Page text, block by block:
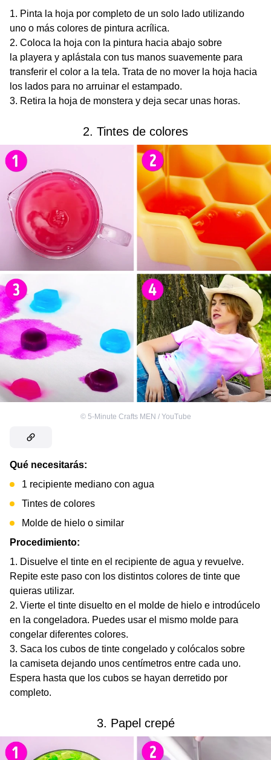
Pinta la hoja por completo de un solo lado utilizando
uno o más colores de pintura acrílica.
Coloca la hoja con la pintura hacia abajo sobre
la playera y aplástala con tus manos suavemente para
transferir el color a la tela. Trata de no mover la hoja hacia
los lados para no arruinar el estampado.
Retira la hoja de monstera y deja secar unas horas.
2. Tintes de colores
© 5-Minute Crafts MEN / YouTube
Qué necesitarás:
1 recipiente mediano con agua
Tintes de colores
Molde de hielo o similar
Procedimiento:
Disuelve el tinte en el recipiente de agua y revuelve.
Repite este paso con los distintos colores de tinte que
quieras utilizar.
Vierte el tinte disuelto en el molde de hielo e introdúcelo
en la congeladora. Puedes usar el mismo molde para
congelar diferentes colores.
Saca los cubos de tinte congelado y colócalos sobre
la camiseta dejando unos centímetros entre cada uno.
Espera hasta que los cubos se hayan derretido por
completo.
3. Papel crepé